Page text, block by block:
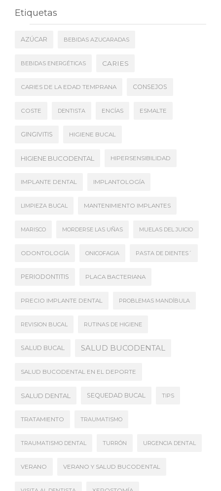
Etiquetas
AZÚCAR BEBIDAS AZUCARADAS
BEBIDAS ENERGÉTICAS CARIES
CARIES DE LA EDAD TEMPRANA CONSEJOS
COSTE DENTISTA ENCÍAS ESMALTE
GINGIVITIS HIGIENE BUCAL
HIGIENE BUCODENTAL HIPERSENSIBILIDAD
IMPLANTE DENTAL IMPLANTOLOGÍA
LIMPIEZA BUCAL MANTENIMIENTO IMPLANTES
MARISCO MORDERSE LAS UÑAS MUELAS DEL JUICIO
ODONTOLOGÍA ONICOFAGIA PASTA DE DIENTES´
PERIODONTITIS PLACA BACTERIANA
PRECIO IMPLANTE DENTAL PROBLEMAS MANDÍBULA
REVISION BUCAL RUTINAS DE HIGIENE
SALUD BUCAL SALUD BUCODENTAL
SALUD BUCODENTAL EN EL DEPORTE
SALUD DENTAL SEQUEDAD BUCAL TIPS
TRATAMIENTO TRAUMATISMO
TRAUMATISMO DENTAL TURRÓN URGENCIA DENTAL
VERANO VERANO Y SALUD BUCODENTAL